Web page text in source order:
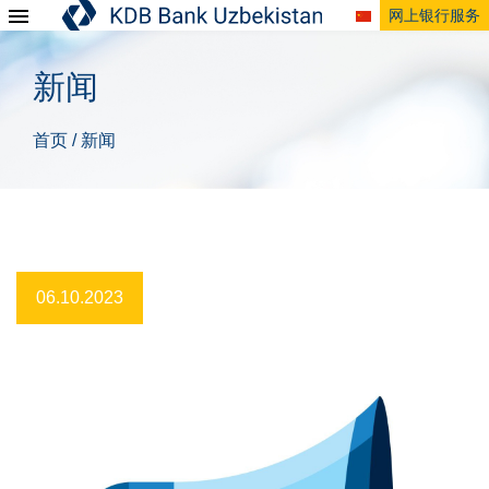
网上银行服务
新闻
首页 / 新闻
06.10.2023